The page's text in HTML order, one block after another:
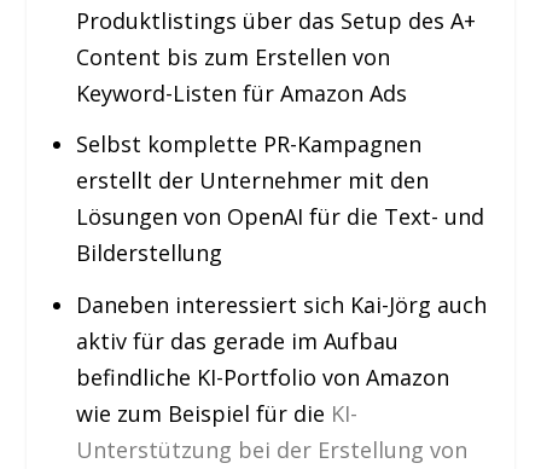
Produktlistings über das Setup des A+
Content bis zum Erstellen von
Keyword-Listen für Amazon Ads
Selbst komplette PR-Kampagnen
erstellt der Unternehmer mit den
Lösungen von OpenAI für die Text- und
Bilderstellung
Daneben interessiert sich Kai-Jörg auch
aktiv für das gerade im Aufbau
befindliche KI-Portfolio von Amazon
wie zum Beispiel für die KI-
Unterstützung bei der Erstellung von